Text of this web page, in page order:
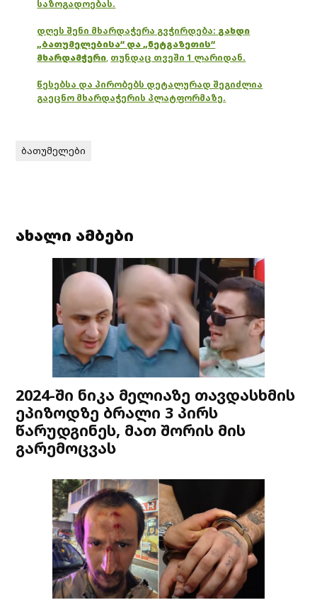
საზოგადოებას.
დღეს შენი მხარდაჭერა გვჭირდება: გახდი
„ბათუმელებისა“ და „ნეტგაზეთის“
მხარდამჭერი, თუნდაც თვეში 1 ლარიდან.
წესებსა და პირობებს დეტალურად შეგიძლია
გაეცნო მხარდაჭერის პლატფორმაზე.
ბათუმელები
ახალი ამბები
2024-ში ნიკა მელიაზე თავდასხმის
ეპიზოდზე ბრალი 3 პირს
წარუდგინეს, მათ შორის მის
გარემოცვას